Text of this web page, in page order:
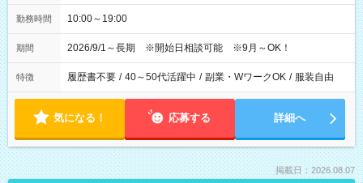
勤務時間 10:00～19:00
期間 2026/9/1～長期 ※開始日相談可能 ※9月～OK！
特徴 履歴書不要 / 40～50代活躍中 / 副業・WワークOK / 服装自由
気になる！ 応募する 詳細へ
掲載日：2026.08.07